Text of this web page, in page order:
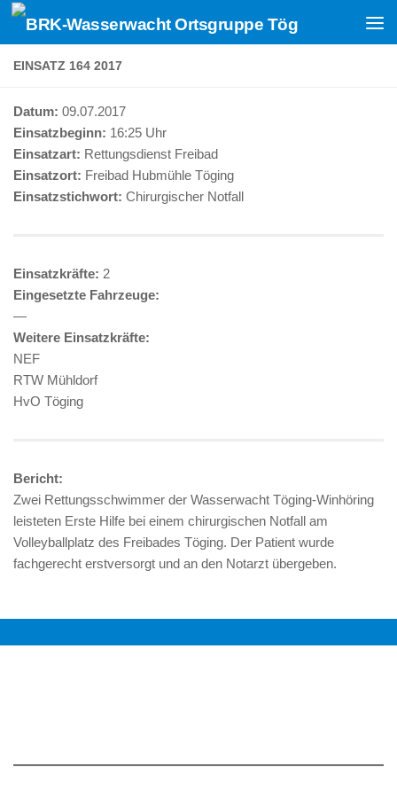
Zum Inhalt springen
EINSATZ 164 2017
Datum: 09.07.2017
Einsatzbeginn: 16:25 Uhr
Einsatzart: Rettungsdienst Freibad
Einsatzort: Freibad Hubmühle Töging
Einsatzstichwort: Chirurgischer Notfall
Einsatzkräfte: 2
Eingesetzte Fahrzeuge:
—
Weitere Einsatzkräfte:
NEF
RTW Mühldorf
HvO Töging
Bericht:
Zwei Rettungsschwimmer der Wasserwacht Töging-Winhöring
leisteten Erste Hilfe bei einem chirurgischen Notfall am
Volleyballplatz des Freibades Töging. Der Patient wurde
fachgerecht erstversorgt und an den Notarzt übergeben.